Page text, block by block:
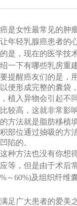
是女性最常见的肿
年轻乳腺癌患者的
是，现在的医学技
一下有哪些乳房重
提醒癌友们的是，
便形成完整的囊袋
植入异物会引起不
较高，这就非常影
方法就是脂肪移植
部位通过抽吸的方
陷的。
种方法也没有你想
等，但是由于术后
～60%)及组织纤维
足广大患者的爱美